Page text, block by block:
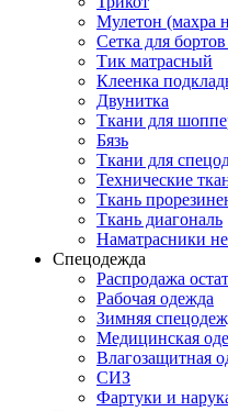
Мулетон (махра
Сетка для
Тик матрасный
Клеенка
Двунитка
Ткани для
Бязь
Ткани для
Технические
Ткань
Ткань диагональ
Наматрасники
Спецодежда
Распродажа
Рабочая одежда
Зимняя
Медицинская
Влагозащитная
СИЗ
Фартуки и